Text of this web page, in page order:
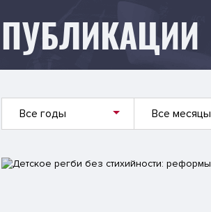
ПУБЛИКАЦИИ
Публикации
Все годы Все месяцы